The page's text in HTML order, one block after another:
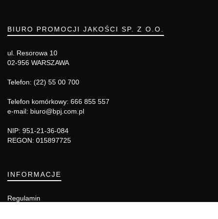
BIURO PROMOCJI JAKOŚCI SP. Z O.O.
ul. Resorowa 10
02-956 WARSZAWA
Telefon: (22) 55 00 700
Telefon komórkowy: 666 855 557
e-mail: biuro@bpj.com.pl
NIP: 951-21-36-084
REGON: 015897725
INFORMACJE
Regulamin